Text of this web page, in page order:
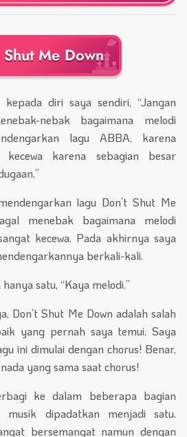
Shut Me Down
diri saya sendiri, “Jangan
nebak bagaimana melodi
lagu ABBA, karena
karena sebagian besar
lagu Don’t Shut Me
menebak bagaimana melodi
kecewa. Pada akhirnya saya
berkali-kali.
satu, “Kaya melodi.”
Don’t Shut Me Down adalah salah
yang pernah saya temui. Saya
ini dimulai dengan chorus! Benar,
yang sama saat chorus!
ke dalam beberapa bagian
musik dipadatkan menjadi satu.
bersemangat namun dengan